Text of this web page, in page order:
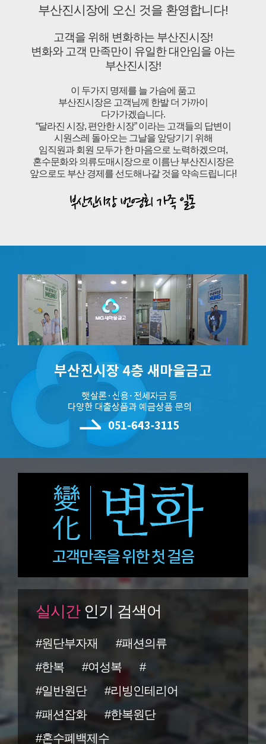
부산진시장에 오신 것을 환영합니다!
고객을 위해 변화하는 부산진시장!
변화와 고객 만족만이 유일한 대안임을 아는
부산진시장!
이 두가지 명제를 늘 가슴에 품고
부산진시장은 고객님께 한발 더 가까이
다가가겠습니다.
“달라진 시장, 편안한 시장” 이라는 고객들의 답변이
시원스레 돌아오는 그날을 앞당기기 위해
임직원과 회원 모두가 한 마음으로 노력하겠으며,
혼수문화와 의류도매시장으로 이름난 부산진시장은
앞으로도 부산 경제를 선도해나갈 것을 약속드립니다!
실시간인기 검색어
#원단부자재
#패션의류
#한복
#여성복
#
#일반원단
#리빙인테리어
#패션잡화
#한복원단
#혼수폐백제수